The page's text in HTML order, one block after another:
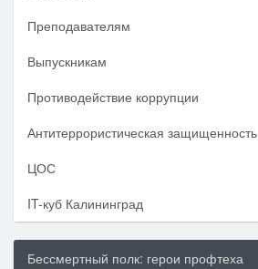
Преподавателям
Выпускникам
Противодействие коррупции
Антитеррористическая защищенность
ЦОС
IT-куб Калининград
Бессмертный полк: герои профтеха